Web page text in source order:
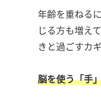
年齢を重ねる
じる方も増え
きと過ごすカ
脳を使う「手